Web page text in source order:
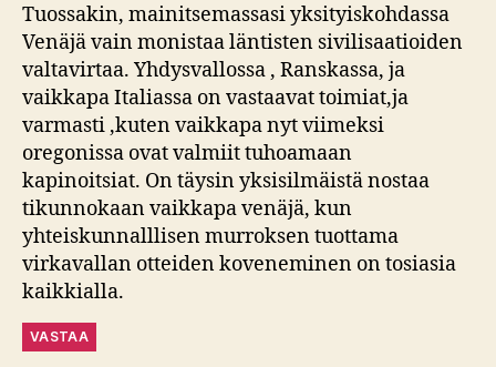
Tuossakin, mainitsemassasi yksityiskohdassa
Venäjä vain monistaa läntisten sivilisaatioiden
valtavirtaa. Yhdysvallossa , Ranskassa, ja
vaikkapa Italiassa on vastaavat toimiat,ja
varmasti ,kuten vaikkapa nyt viimeksi
oregonissa ovat valmiit tuhoamaan
kapinoitsiat. On täysin yksisilmäistä nostaa
tikunnokaan vaikkapa venäjä, kun
yhteiskunnalllisen murroksen tuottama
virkavallan otteiden koveneminen on tosiasia
kaikkialla.
VASTAA